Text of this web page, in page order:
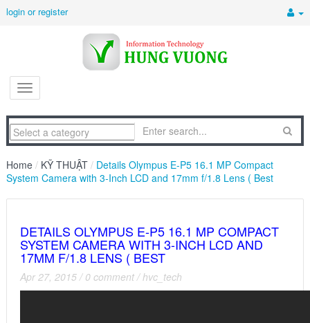
login or register
Home / KỸ THUẬT / Details Olympus E-P5 16.1 MP Compact
System Camera with 3-Inch LCD and 17mm f/1.8 Lens ( Best
DETAILS OLYMPUS E-P5 16.1 MP COMPACT
SYSTEM CAMERA WITH 3-INCH LCD AND
17MM F/1.8 LENS ( BEST
Apr 27, 2015 / 0 comment /hvc_tech